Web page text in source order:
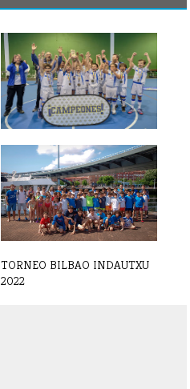
LISTAS BALONCESTO 23-24
TORNEO BILBAO INDAUTXU
2022